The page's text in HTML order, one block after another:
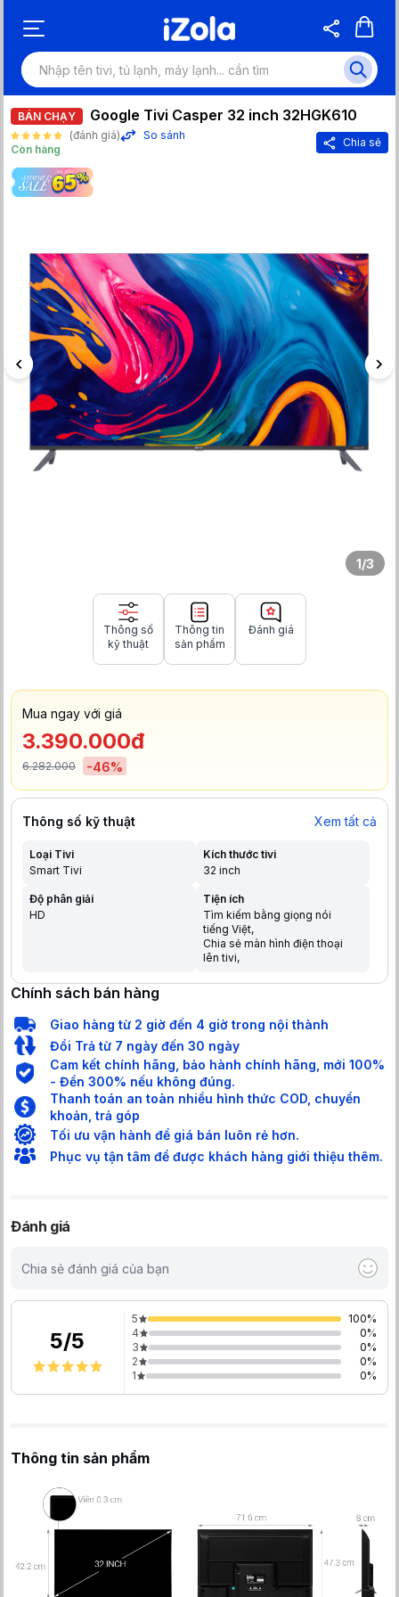
BÁN CHẠY Google Tivi Casper 32 inch 32HGK610
(đánh giá)
So sánh
Còn hàng
Chia sẻ
1/3
Thông số
kỹ thuật
Thông tin
sản phẩm
Đánh giá
Mua ngay với giá
3.390.000đ
6.282.000 -46%
Thông số kỹ thuật Xem tất cả
Loại Tivi
Smart Tivi
Kích thước tivi
32 inch
Độ phân giải
HD
Tiện ích
Tìm kiếm bằng giọng nói
tiếng Việt
Chia sẻ màn hình điện thoại
lên tivi
Điều khiển bằng điện thoại
Chính sách bán hàng
Giao hàng từ 2 giờ đến 4 giờ trong nội thành
Đổi Trả từ 7 ngày đến 30 ngày
Cam kết chính hãng, bảo hành chính hãng, mới 100%
- Đền 300% nếu không đúng.
Thanh toán an toàn nhiều hình thức COD, chuyển
khoản, trả góp
Tối ưu vận hành để giá bán luôn rẻ hơn.
Phục vụ tận tâm để được khách hàng giới thiệu thêm.
Đánh giá
Chia sẻ đánh giá của bạn
5/5
5 100%
4
0%
3
0%
2
0%
1
0%
Thông tin sản phẩm